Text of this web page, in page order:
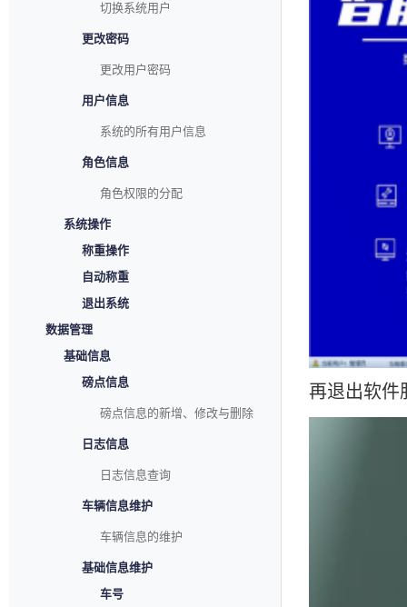
切换系统用户
更改密码
更改用户密码
用户信息
系统的所有用户信息
角色信息
角色权限的分配
系统操作
称重操作
自动称重
退出系统
数据管理
基础信息
磅点信息
磅点信息的新增、修改与删除
日志信息
日志信息查询
车辆信息维护
车辆信息的维护
基础信息维护
车号
再退出软件